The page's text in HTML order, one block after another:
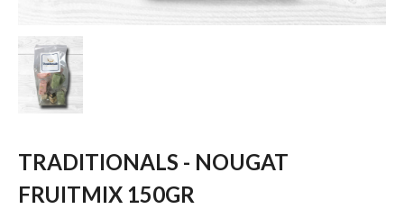
TRADITIONALS - NOUGAT
FRUITMIX 150GR